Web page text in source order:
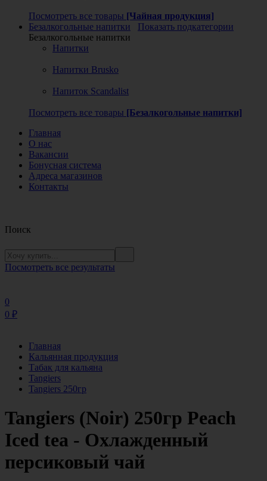
Посмотреть все товары [Чайная продукция]
Безалкогольные напитки
Показать подкатегории
Безалкогольные напитки
Напитки
Напитки Brusko
Напиток Scandalist
Посмотреть все товары [Безалкогольные напитки]
Главная
О нас
Вакансии
Бонусная система
Адреса магазинов
Контакты
Поиск
Посмотреть все результаты
0
0 ₽
Главная
Кальянная продукция
Табак для кальяна
Tangiers
Tangiers 250гр
Tangiers (Noir) 250гр Peach
Iced tea - Охлажденный
персиковый чай